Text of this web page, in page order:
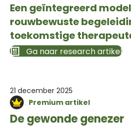
Een geïntegreerd
rouwbewuste
toekomstige
Ga naar research artikel
21 december 2025
Premium artikel
De gewonde genezer